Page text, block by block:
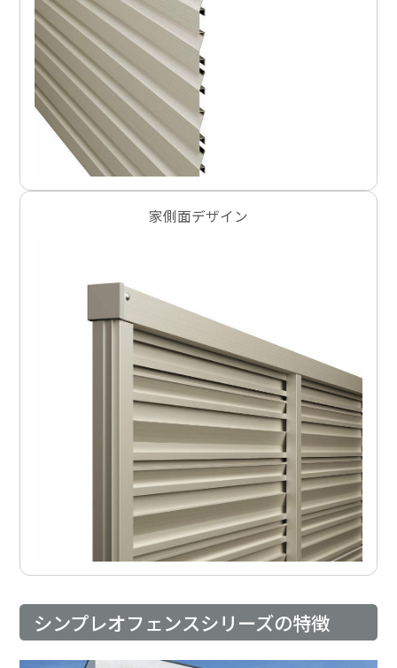
家側面デザイン
シンプレオフェンスシリーズの特徴